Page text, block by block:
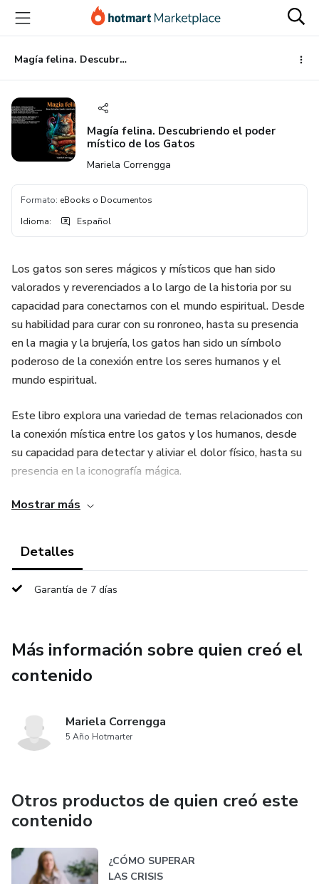
principal
página
de
página
Magía felina. Descubriendo el poder místico de los Gatos
Magía felina. Descubriendo el poder
místico de los Gatos
Mariela Correngga
Formato: eBooks o Documentos
Idioma: Español
Los gatos son seres mágicos y místicos que han sido
valorados y reverenciados a lo largo de la historia por su
capacidad para conectarnos con el mundo espiritual. Desde
su habilidad para curar con su ronroneo, hasta su presencia
en la magia y la brujería, los gatos han sido un símbolo
poderoso de la conexión entre los seres humanos y el
mundo espiritual.
Este libro explora una variedad de temas relacionados con
la conexión mística entre los gatos y los humanos, desde
su capacidad para detectar y aliviar el dolor físico, hasta su
presencia en la iconografía mágica.
También aprenderás cómo trabajar con los ellos para
mucho más!
nuevo sobre la conexión entre los gatos y el mundo
Mostrar más
Detalles
Garantía de 7 días
Más información sobre quien creó el
contenido
Mariela Correngga
5 Año Hotmarter
Otros productos de quien creó este
contenido
¿CÓMO SUPERAR
LAS CRISIS